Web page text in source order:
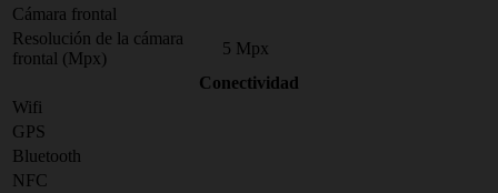
Cámara frontal
Resolución de la cámara
frontal (Mpx)
5 Mpx
Conectividad
Wifi
GPS
Bluetooth
NFC